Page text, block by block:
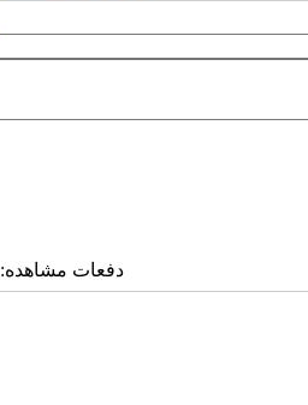
دفعات مشاهده: ۱۴۷۶ بار |